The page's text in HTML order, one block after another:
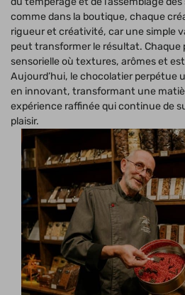
comme dans la boutique, chaque
rigueur et créativité, car une simple
peut transformer le résultat.
sensorielle où textures, arômes et
Aujourd’hui, le chocolatier perpétue
en innovant, transformant une
expérience raffinée qui continue de
plaisir.